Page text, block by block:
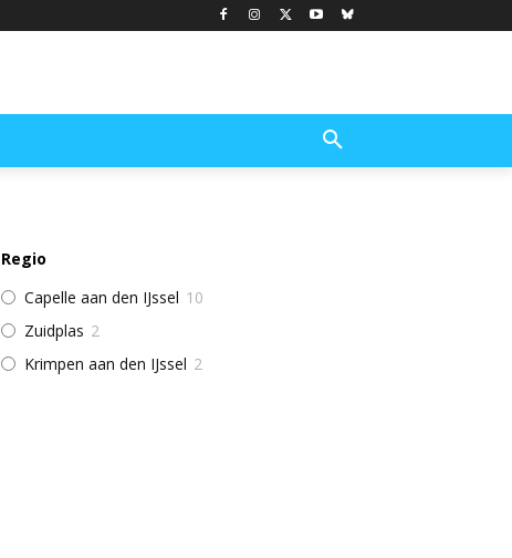
Regio
Capelle aan den IJssel 10
Zuidplas 2
Krimpen aan den IJssel 2